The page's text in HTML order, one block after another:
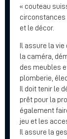
« couteau
circonstances
et le décor.
Il assure la
la caméra,
des meubles
plomberie,
Il doit tenir le
prêt pour la
également
jeu et les
Il assure la